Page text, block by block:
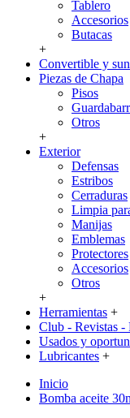
Tablero
Accesorios
Butacas
+
Convertible y
Piezas de Chapa
Pisos
Otros
+
Exterior
Defensas
Estribos
Cerraduras
Limpia
Manijas
Emblemas
Protectores
Accesorios
Otros
+
Herramientas +
Club - Revistas -
Usados y
Lubricantes +
Inicio
Bomba aceite